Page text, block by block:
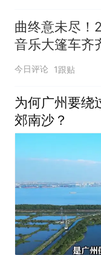
曲终意未尽！
音乐大篷车齐
顾
今日评论 1跟贴
为何广州要绕
郊南沙？